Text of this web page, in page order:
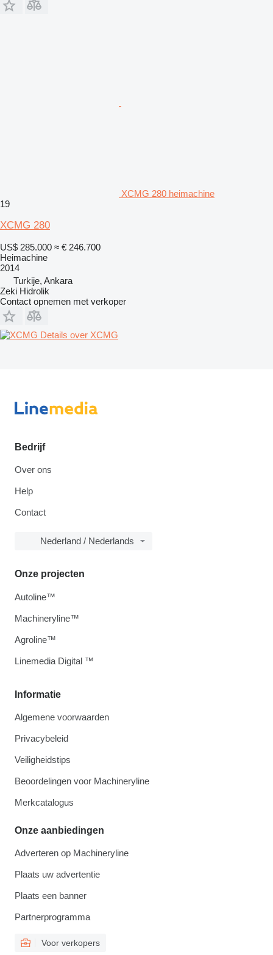
XCMG 280 heimachine
19
XCMG 280
US$ 285.000 ≈ € 246.700
Heimachine
2014
Turkije, Ankara
Zeki Hidrolik
Contact opnemen met verkoper
Details over XCMG
Bedrijf
Over ons
Help
Contact
Nederland / Nederlands
Informatie
Algemene voorwaarden
Privacybeleid
Veiligheidstips
Beoordelingen voor Machineryline
Merkcatalogus
Onze aanbiedingen
Adverteren op Machineryline
Plaats uw advertentie
Plaats een banner
Partnerprogramma
Voor verkopers
Onze projecten
Autoline™
Machineryline™
Agroline™
Linemedia Digital ™